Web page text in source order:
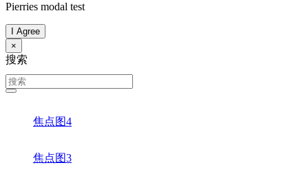
Pierries modal test
I Agree
×
搜索
焦点图4
焦点图3